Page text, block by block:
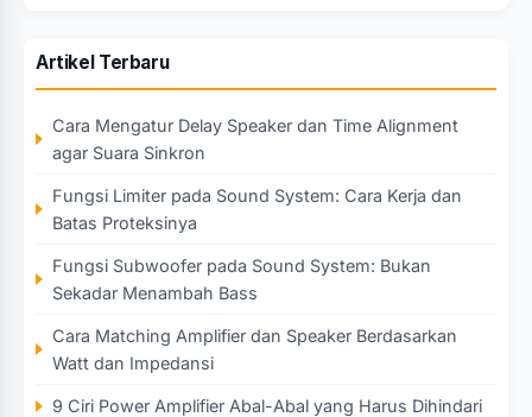
Artikel Terbaru
Cara Mengatur Delay Speaker dan Time Alignment
agar Suara Sinkron
Fungsi Limiter pada Sound System: Cara Kerja dan
Batas Proteksinya
Fungsi Subwoofer pada Sound System: Bukan
Sekadar Menambah Bass
Cara Matching Amplifier dan Speaker Berdasarkan
Watt dan Impedansi
9 Ciri Power Amplifier Abal-Abal yang Harus Dihindari